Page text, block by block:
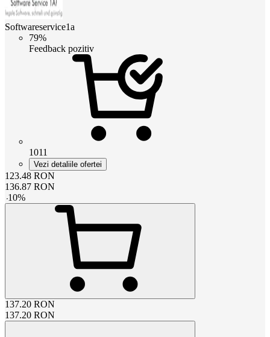
Softwareservice1a
79%
Feedback pozitiv
1011
Vezi detaliile ofertei
123.48 RON
136.87 RON
-10%
137.20 RON
137.20 RON